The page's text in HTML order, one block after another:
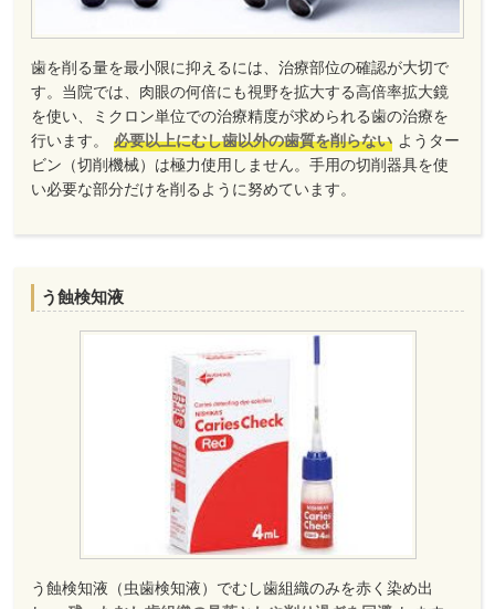
歯を削る量を最小限に抑えるには、治療部位の確認が大切で
す。当院では、肉眼の何倍にも視野を拡大する高倍率拡大鏡
を使い、ミクロン単位での治療精度が求められる歯の治療を
行います。
必要以上にむし歯以外の歯質を削らない ようター
ビン（切削機械）は極力使用しません。手用の切削器具を使
い必要な部分だけを削るように努めています。
う蝕検知液
う蝕検知液（虫歯検知液）でむし歯組織のみを赤く染め出